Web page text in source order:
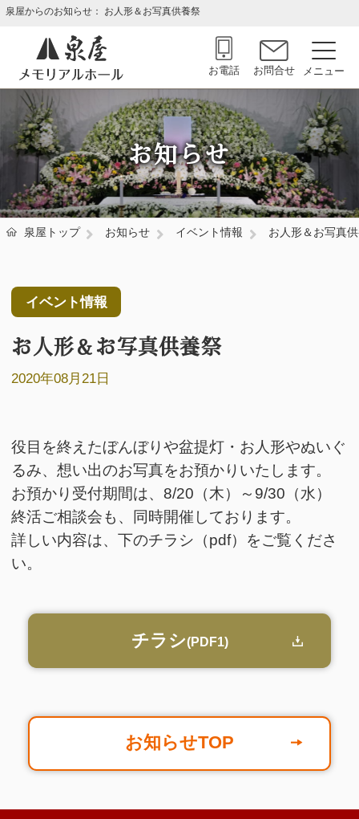
泉屋からのお知らせ： お人形＆お写真供養祭
お電話 お問合せ
お知らせ
泉屋トップ お知らせ イベント情報 お人形＆お写真
イベント情報
お人形＆お写真供養祭
2020年08月21日
役目を終えたぼんぼりや盆提灯・お人形やぬいぐ
るみ、想い出のお写真をお預かりいたします。
お預かり受付期間は、8/20（木）～9/30（水）
終活ご相談会も、同時開催しております。
詳しい内容は、下のチラシ（pdf）をご覧くださ
い。
チラシ(PDF1)
お知らせTOP